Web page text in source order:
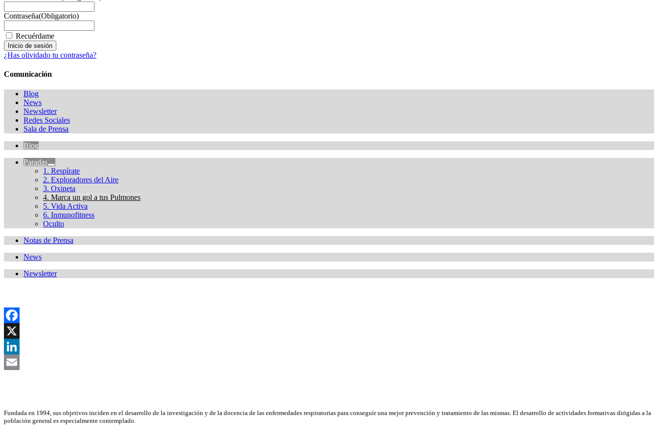
Contraseña(Obligatorio)
Recuérdame
¿Has olividado tu contraseña?
Comunicación
Blog
News
Newsletter
Redes Sociales
Sala de Prensa
Blog
Paradas
1. Respírate
2. Exploradores del Aire
3. Oxineta
4. Marca un gol a tus Pulmones
5. Vida Activa
6. Inmunofitness
Oculto
Notas de Prensa
News
Newsletter
Facebook
X
LinkedIn
Fundada en 1994, sus objetivos inciden en el desarrollo de la investigación y de la docencia de las enfermedades respiratorias para conseguir una mejor prevención y tratamiento de las mismas. El desarrollo de actividades formativas dirigidas a la
población general es especialmente contemplado.